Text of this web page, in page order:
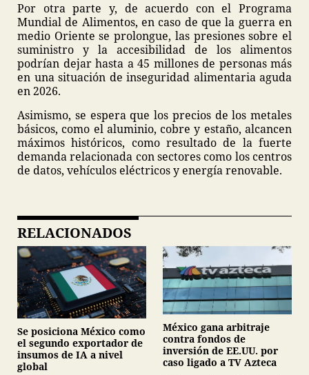
Por otra parte y, de acuerdo con el Programa
Mundial de Alimentos, en caso de que la guerra en
medio Oriente se prolongue, las presiones sobre el
suministro y la accesibilidad de los alimentos
podrían dejar hasta a 45 millones de personas más
en una situación de inseguridad alimentaria aguda
en 2026.
Asimismo, se espera que los precios de los metales
básicos, como el aluminio, cobre y estaño, alcancen
máximos históricos, como resultado de la fuerte
demanda relacionada con sectores como los centros
de datos, vehículos eléctricos y energía renovable.
RELACIONADOS
Se posiciona México como
el segundo exportador de
insumos de IA a nivel
global
México gana arbitraje
contra fondos de
inversión de EE.UU. por
caso ligado a TV Azteca